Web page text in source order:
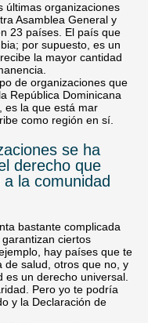
últimas organizaciones
Asamblea General y
23 países. El país que
por supuesto, es un
la mayor cantidad
de organizaciones que
República Dominicana
es la que está mar
como región en sí.
se ha
derecho que
la comunidad
bastante complicada
ciertos
hay países que te
de salud, otros que no, y
un derecho universal.
Pero yo te podría
y la Declaración de